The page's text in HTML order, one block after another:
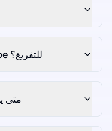
ما هي اللغات التي يدعمها UniScribe للتفريغ؟
متى